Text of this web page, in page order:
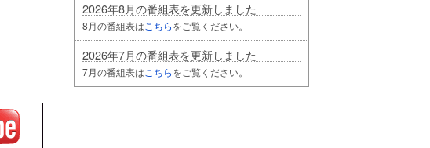
2026年8月の番組表を更新しました
8月の番組表は こちらをご覧ください。
2026年7月の番組表を更新しました
7月の番組表は こちらをご覧ください。